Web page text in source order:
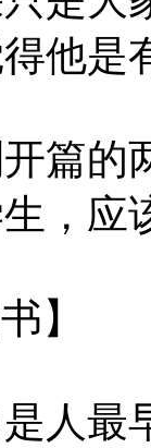
他是
的
，应
】
最